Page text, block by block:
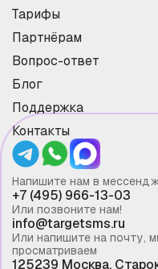
Тарифы
Партнёрам
Вопрос-ответ
Блог
Поддержка
Контакты
Напишите нам в
+7 (495) 966-13-03
Или позвоните нам!
info@targetsms.ru
Или напишите на почту,
просматриваем
125239 Москва,